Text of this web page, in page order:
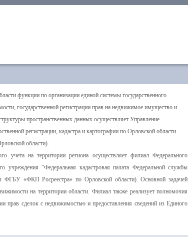
функции по организации единой системы государственного
государственной регистрации прав на недвижимое имущество и
пространственных данных осуществляет Управление
регистрации, кадастра и картографии по Орловской области
области).
учета на территории региона осуществляет филиал Федерального
учреждения "Федеральная кадастровая палата Федеральной службы
ФГБУ «ФКП Росреестра» по Орловской области). Основной задачей
на территории области. Филиал также реализует полномочия
прав сделок с недвижимостью и предоставления сведений из Единого